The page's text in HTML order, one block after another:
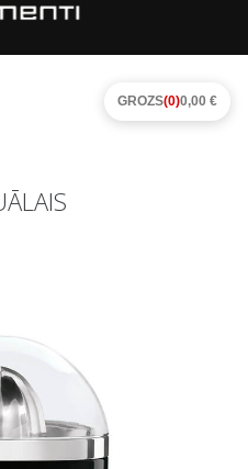
GROZS(0)0,00 €